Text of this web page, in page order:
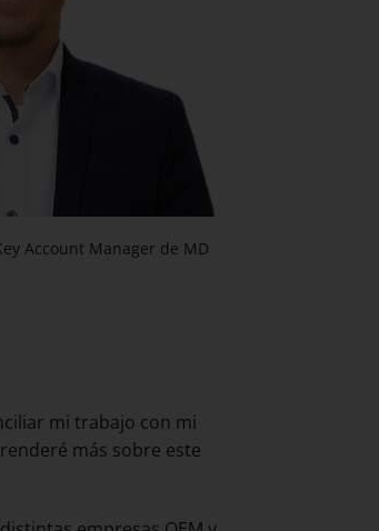
Account Manager de MD
mi trabajo con mi
más sobre este